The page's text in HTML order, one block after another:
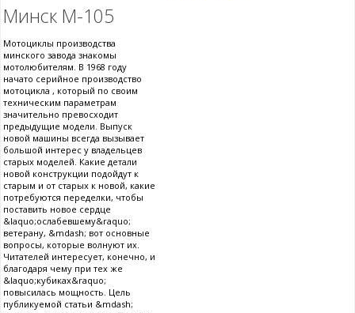
Минск М-105
Мотоциклы производства
минского завода знакомы
мотолюбителям. В 1968 году
начато серийное производство
мотоцикла , который по своим
техническим параметрам
значительно превосходит
предыдущие модели. Выпуск
новой машины всегда вызывает
большой интерес у владельцев
старых моделей. Какие детали
новой конструкции подойдут к
старым и от старых к новой, какие
потребуются переделки, чтобы
поставить новое сердце
&laquo;ослабевшему&raquo;
ветерану, &mdash; вот основные
вопросы, которые волнуют их.
Читателей интересует, конечно, и
благодаря чему при тех же
&laquo;кубиках&raquo;
повысилась мощность. Цель
публикуемой статьи &mdash;